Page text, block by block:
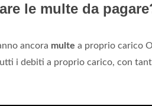
le multe da
ancora multe a proprio carico
i debiti a proprio carico, con